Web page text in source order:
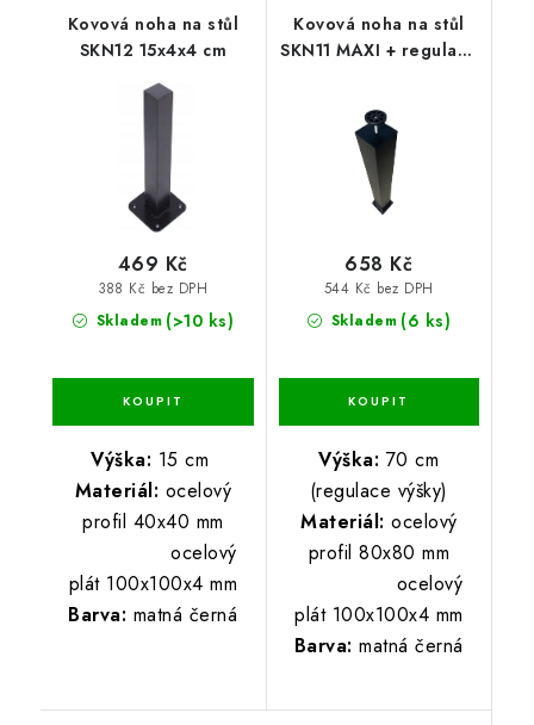
Kovová noha na stůl
SKN12 15x4x4 cm
Skladem (>10 ks)
388 Kč bez DPH
469 Kč
Výška: 15 cm
Materiál: ocelový
profil 40x40 mm
ocelový
plát 100x100x4 mm
Barva: matná černá
Kovová noha na stůl
SKN11 MAXI + regulace
Skladem (6 ks)
544 Kč bez DPH
658 Kč
Výška: 70 cm
(regulace výšky)
Materiál: ocelový
profil 80x80 mm
ocelový
plát 100x100x4 mm
Barva: matná černá